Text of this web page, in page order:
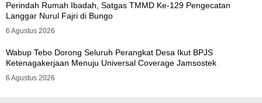
Perindah Rumah Ibadah, Satgas TMMD Ke-129 Pengecatan
Langgar Nurul Fajri di Bungo
6 Agustus 2026
Wabup Tebo Dorong Seluruh Perangkat Desa Ikut BPJS
Ketenagakerjaan Menuju Universal Coverage Jamsostek
6 Agustus 2026